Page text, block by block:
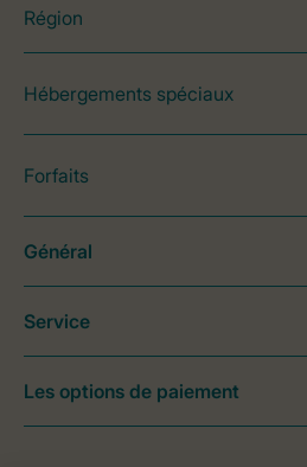
Région
Hébergements spéciaux
Forfaits
Général
Service
Les options de paiement